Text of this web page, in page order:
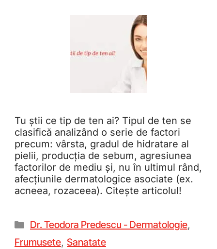
Tu știi ce tip de ten ai? Tipul de ten se
clasifică analizând o serie de factori
precum: vârsta, gradul de hidratare al
pielii, producția de sebum, agresiunea
factorilor de mediu și, nu în ultimul rând,
afecțiunile dermatologice asociate (ex.
acneea, rozaceea). Citește articolul!
Dr. Teodora Predescu - Dermatologie,
Frumusete, Sanatate